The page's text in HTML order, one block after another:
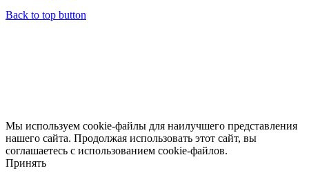
Back to top button
Мы используем cookie-файлы для наилучшего представления
нашего сайта. Продолжая использовать этот сайт, вы
соглашаетесь с использованием cookie-файлов.
Принять